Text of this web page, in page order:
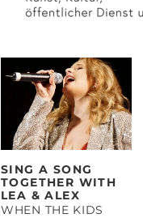
SING A SONG
TOGETHER WITH
LEA & ALEX
WHEN THE KIDS